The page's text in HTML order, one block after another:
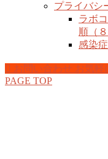
プライバシ
ラボ
順（８
感染
お問い合わせ お気軽
PAGE TOP